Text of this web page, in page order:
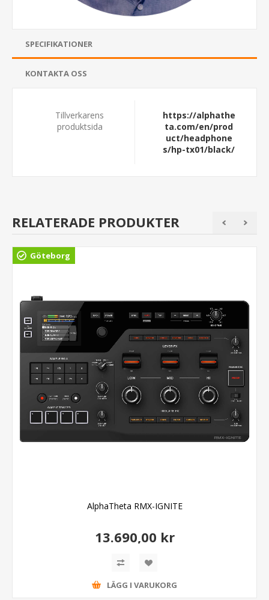
SPECIFIKATIONER
KONTAKTA OSS
Tillverkarens
produktsida
https://alphathe
ta.com/en/prod
uct/headphone
s/hp-tx01/black/
RELATERADE PRODUKTER
Göteborg
AlphaTheta RMX-IGNITE
13.690,00 kr
LÄGG I VARUKORG